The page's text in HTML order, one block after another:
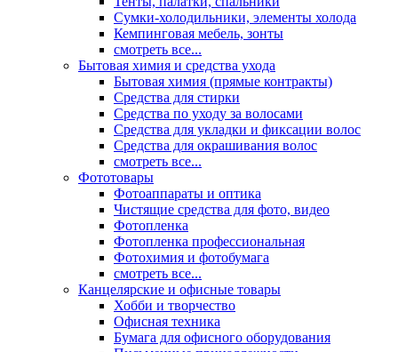
Сумки-холодильники, элементы холода
Кемпинговая мебель, зонты
смотреть все...
Бытовая химия и средства ухода
Бытовая химия (прямые контракты)
Средства для стирки
Средства по уходу за волосами
Средства для укладки и фиксации волос
Средства для окрашивания волос
смотреть все...
Фототовары
Фотоаппараты и оптика
Чистящие средства для фото, видео
Фотопленка
Фотопленка профессиональная
Фотохимия и фотобумага
смотреть все...
Канцелярские и офисные товары
Хобби и творчество
Офисная техника
Бумага для офисного оборудования